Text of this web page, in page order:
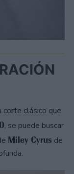
corte clásico que
, se puede buscar
Miley Cyrus de